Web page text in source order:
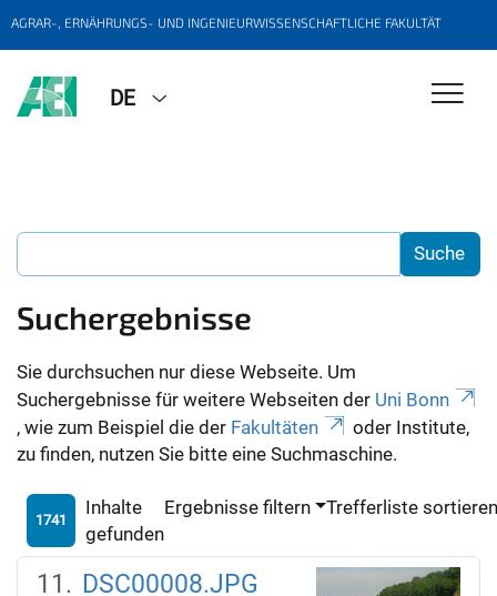
AGRAR-, ERNÄHRUNGS- UND INGENIEURWISSENSCHAFTLICHE FAKULTÄT
DE
Suchergebnisse
Sie durchsuchen nur diese Webseite. Um
Suchergebnisse für weitere Webseiten der Uni Bonn
, wie zum Beispiel die der Fakultäten
oder Institute,
zu finden, nutzen Sie bitte eine Suchmaschine.
1741
Inhalte
gefunden
Ergebnisse filtern Trefferliste
DSC00008.JPG